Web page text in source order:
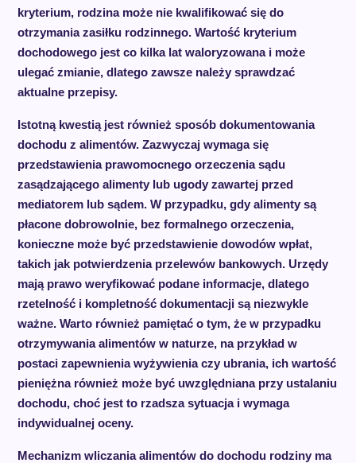
kryterium, rodzina może nie kwalifikować się do
otrzymania zasiłku rodzinnego. Wartość kryterium
dochodowego jest co kilka lat waloryzowana i może
ulegać zmianie, dlatego zawsze należy sprawdzać
aktualne przepisy.
Istotną kwestią jest również sposób dokumentowania
dochodu z alimentów. Zazwyczaj wymaga się
przedstawienia prawomocnego orzeczenia sądu
zasądzającego alimenty lub ugody zawartej przed
mediatorem lub sądem. W przypadku, gdy alimenty są
płacone dobrowolnie, bez formalnego orzeczenia,
konieczne może być przedstawienie dowodów wpłat,
takich jak potwierdzenia przelewów bankowych. Urzędy
mają prawo weryfikować podane informacje, dlatego
rzetelność i kompletność dokumentacji są niezwykle
ważne. Warto również pamiętać o tym, że w przypadku
otrzymywania alimentów w naturze, na przykład w
postaci zapewnienia wyżywienia czy ubrania, ich wartość
pieniężna również może być uwzględniana przy ustalaniu
dochodu, choć jest to rzadsza sytuacja i wymaga
indywidualnej oceny.
Mechanizm wliczania alimentów do dochodu rodziny ma